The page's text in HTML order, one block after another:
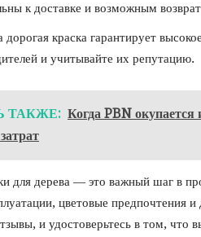
к доставке и возможным
дорогая краска гарантирует
и учитывайте их репутацию.
ТАКЖЕ: Когда PBN
для дерева — это важный шаг в
цветовые предпочтения
и удостоверьтесь в том, что